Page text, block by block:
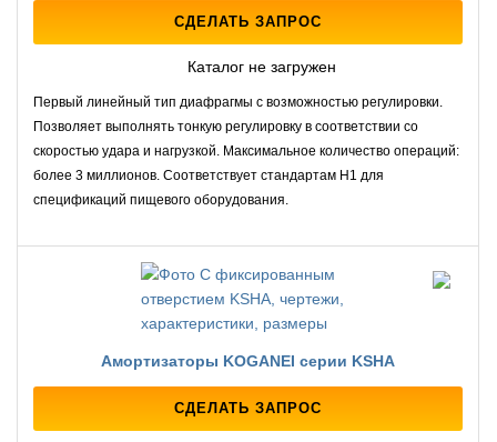
СДЕЛАТЬ ЗАПРОС
Каталог не загружен
Первый линейный тип диафрагмы с возможностью регулировки.
Позволяет выполнять тонкую регулировку в соответствии со
скоростью удара и нагрузкой. Максимальное количество операций:
более 3 миллионов. Соответствует стандартам H1 для
спецификаций пищевого оборудования.
Амортизаторы KOGANEI серии KSHA
СДЕЛАТЬ ЗАПРОС